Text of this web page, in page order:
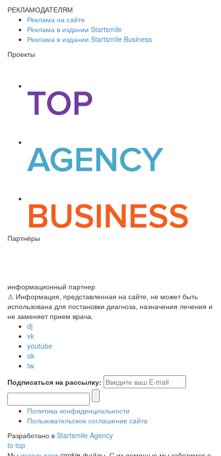
РЕКЛАМОДАТЕЛЯМ
Реклама на сайте
Реклама в издании Startsmile
Реклама в издании Startsmile Business
Проекты
Партнёры
информационный партнер
⚠ Информация, представленная на сайте, не может быть
использована для постановки диагноза, назначения лечения и
не заменяет прием врача.
dj
vk
youtube
ok
tw
Подписаться на рассылку:
Политика конфиденциальности
Пользовательское соглашение сайта
Разработано в Startsmile Agency
to top